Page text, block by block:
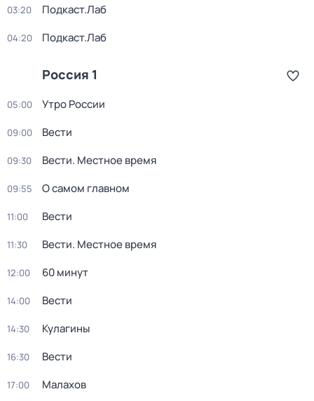
03:20 Подкаст.Лаб
04:20 Подкаст.Лаб
Россия 1
05:00 Утро России
09:00 Вести
09:30 Вести. Местное время
09:55 О самом главном
11:00 Вести
11:30 Вести. Местное время
12:00 60 минут
14:00 Вести
14:30 Кулагины
16:30 Вести
17:00 Малахов